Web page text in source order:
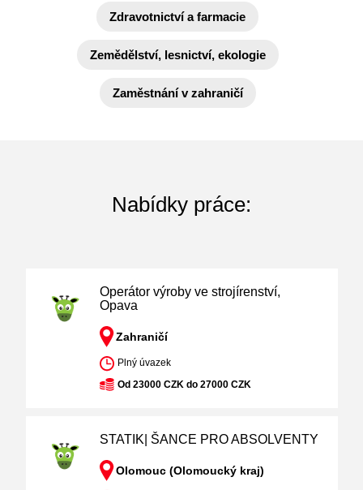
Zdravotnictví a farmacie
Zemědělství, lesnictví, ekologie
Zaměstnání v zahraničí
Nabídky práce:
Operátor výroby ve strojírenství,
Opava
Zahraničí
Plný úvazek
Od 23000 CZK do 27000 CZK
STATIK| ŠANCE PRO ABSOLVENTY
Olomouc (Olomoucký kraj)